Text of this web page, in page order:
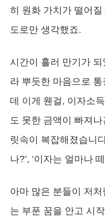
히 원화 가치가 떨어
도로만 생각했죠.
시간이 흘러 만기가
라 뿌듯한 마음으로
데 이게 웬걸, 이자소
도 못한 금액이 빠져
릿속이 복잡해졌습니
나?’, ‘이자는 얼마나
아마 많은 분들이 저
는 부푼 꿈을 안고 시